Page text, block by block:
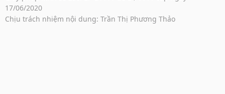
17/06/2020
Chịu trách nhiệm nội dung: Trần Thị Phương Thảo